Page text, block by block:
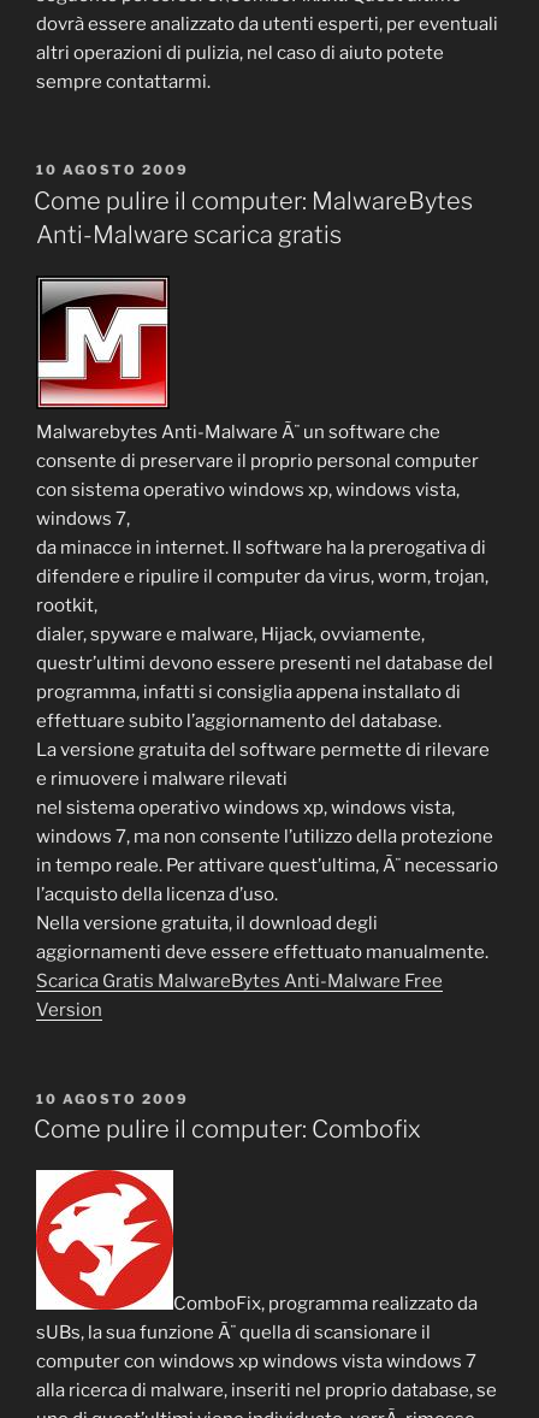
dovrà essere analizzato da utenti esperti, per eventuali
altri operazioni di pulizia, nel caso di aiuto potete
sempre contattarmi.
PUBBLICATO
IL
10 AGOSTO 2009
Come pulire il computer: MalwareBytes
Anti-Malware scarica gratis
Malwarebytes Anti-Malware Ã¨ un software che
consente di preservare il proprio personal computer
con sistema operativo windows xp, windows vista,
windows 7,
da minacce in internet. Il software ha la prerogativa di
difendere e ripulire il computer da virus, worm, trojan,
rootkit,
dialer, spyware e malware, Hijack, ovviamente,
questr’ultimi devono essere presenti nel database del
programma, infatti si consiglia appena installato di
effettuare subito l’aggiornamento del database.
La versione gratuita del software permette di rilevare
e rimuovere i malware rilevati
nel sistema operativo windows xp, windows vista,
windows 7, ma non consente l’utilizzo della protezione
in tempo reale. Per attivare quest’ultima, Ã¨ necessario
l’acquisto della licenza d’uso.
Nella versione gratuita, il download degli
aggiornamenti deve essere effettuato manualmente.
Scarica Gratis MalwareBytes Anti-Malware Free
Version
PUBBLICATO
IL
10 AGOSTO 2009
Come pulire il computer: Combofix
ComboFix, programma realizzato da
sUBs, la sua funzione Ã¨ quella di scansionare il
computer con windows xp windows vista windows 7
alla ricerca di malware, inseriti nel proprio database, se